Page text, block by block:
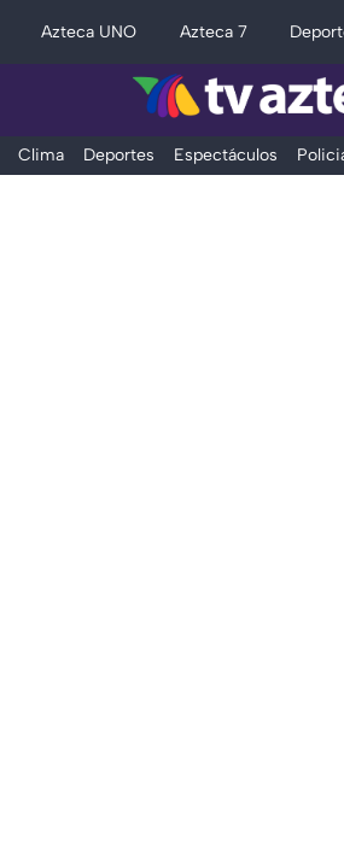
Azteca UNO Azteca 7
Clima Deportes Espectáculos